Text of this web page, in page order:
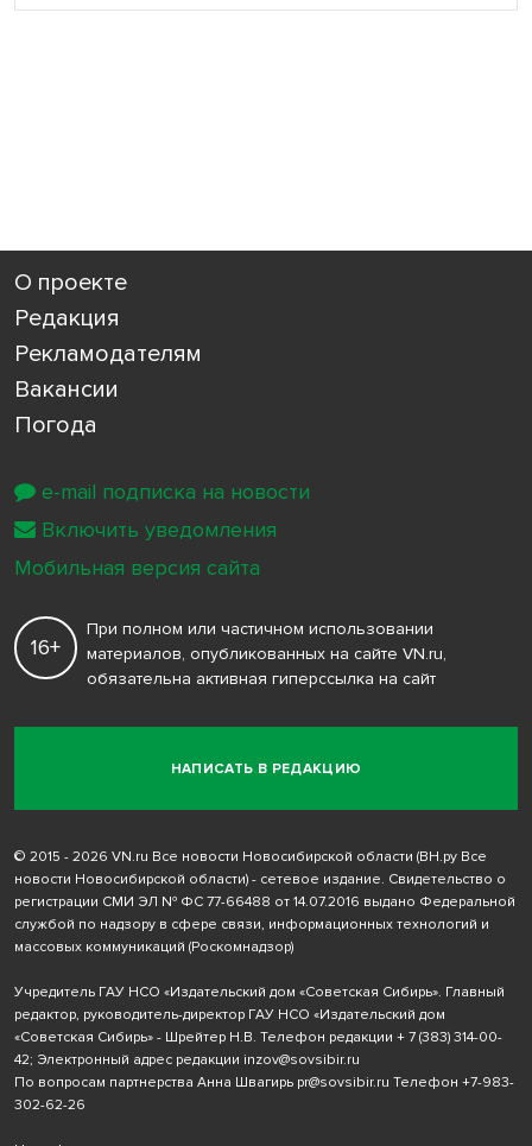
О проекте
Редакция
Рекламодателям
Вакансии
Погода
НАПИСАТЬ В РЕДАКЦИЮ
16+
При полном или частичном использовании
материалов, опубликованных на сайте VN.ru,
обязательна активная гиперссылка на сайт
© 2015 - 2026 VN.ru Все новости Новосибирской области (ВН.ру Все
новости Новосибирской области) - сетевое издание. Свидетельство о
регистрации СМИ ЭЛ № ФС 77-66488 от 14.07.2016 выдано Федеральной
службой по надзору в сфере связи, информационных технологий и
массовых коммуникаций (Роскомнадзор)
Учредитель ГАУ НСО «Издательский дом «Советская Сибирь». Главный
редактор, руководитель-директор ГАУ НСО «Издательский дом
«Советская Сибирь» - Шрейтер Н.В. Телефон редакции + 7 (383) 314-00-
42; Электронный адрес редакции inzov@sovsibir.ru
По вопросам партнерства Анна Швагирь pr@sovsibir.ru Телефон +7-983-
302-62-26
e-mail подписка на новости
Включить уведомления
Мобильная версия сайта